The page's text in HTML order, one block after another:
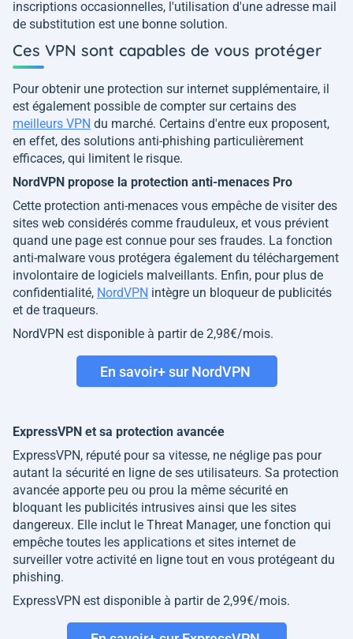
inscriptions occasionnelles, l'utilisation d'une adresse mail
de substitution est une bonne solution.
Ces VPN sont capables de vous protéger
Pour obtenir une protection sur internet supplémentaire, il
est également possible de compter sur certains des
meilleurs VPN du marché. Certains d'entre eux proposent,
en effet, des solutions anti-phishing particulièrement
efficaces, qui limitent le risque.
NordVPN propose la protection anti-menaces Pro
Cette protection anti-menaces vous empêche de visiter des
sites web considérés comme frauduleux, et vous prévient
quand une page est connue pour ses fraudes. La fonction
anti-malware vous protégera également du téléchargement
involontaire de logiciels malveillants. Enfin, pour plus de
confidentialité, NordVPN intègre un bloqueur de publicités
et de traqueurs.
NordVPN est disponible à partir de 2,98€/mois.
En savoir+ sur NordVPN
ExpressVPN et sa protection avancée
ExpressVPN, réputé pour sa vitesse, ne néglige pas pour
autant la sécurité en ligne de ses utilisateurs. Sa protection
avancée apporte peu ou prou la même sécurité en
bloquant les publicités intrusives ainsi que les sites
dangereux. Elle inclut le Threat Manager, une fonction qui
empêche toutes les applications et sites internet de
surveiller votre activité en ligne tout en vous protégeant du
phishing.
ExpressVPN est disponible à partir de 2,99€/mois.